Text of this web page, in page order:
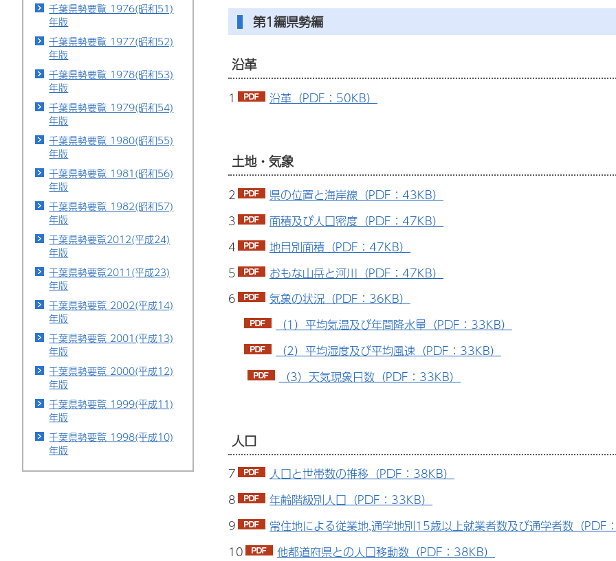
千葉県勢要覧 1976(昭和51)
年版
千葉県勢要覧 1977(昭和52)
年版
千葉県勢要覧 1978(昭和53)
年版
千葉県勢要覧 1979(昭和54)
年版
千葉県勢要覧 1980(昭和55)
年版
千葉県勢要覧 1981(昭和56)
年版
千葉県勢要覧 1982(昭和57)
年版
千葉県勢要覧2012(平成24)
年版
千葉県勢要覧2011(平成23)
年版
千葉県勢要覧 2002(平成14)
年版
千葉県勢要覧 2001(平成13)
年版
千葉県勢要覧 2000(平成12)
年版
千葉県勢要覧 1999(平成11)
年版
千葉県勢要覧 1998(平成10)
年版
第1編県勢編
沿革
1
沿革（PDF：50KB）
土地・気象
2
県の位置と海岸線（PDF：43KB）
3
面積及び人口密度（PDF：47KB）
4
地目別面積（PDF：47KB）
5
おもな山岳と河川（PDF：47KB）
6
気象の状況（PDF：36KB）
（1）平均気温及び年間降水量（PDF：33KB）
（2）平均湿度及び平均風速（PDF：33KB）
（3）天気現象日数（PDF：33KB）
人口
7
人口と世帯数の推移（PDF：38KB）
8
年齢階級別人口（PDF：33KB）
9
常住地による従業地,通学地別15歳以上就業者数及び通学者数（PDF
10
他都道府県との人口移動数（PDF：38KB）